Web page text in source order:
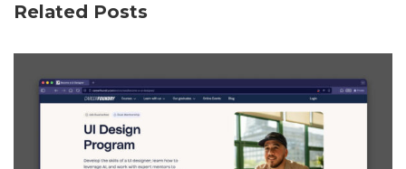
Related Posts